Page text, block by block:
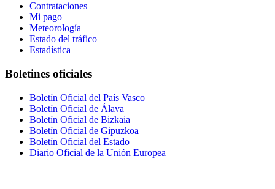
Contrataciones
Mi pago
Meteorología
Estado del tráfico
Estadística
Boletines oficiales
Boletín Oficial del País Vasco
Boletín Oficial de Álava
Boletín Oficial de Bizkaia
Boletín Oficial de Gipuzkoa
Boletín Oficial del Estado
Diario Oficial de la Unión Europea